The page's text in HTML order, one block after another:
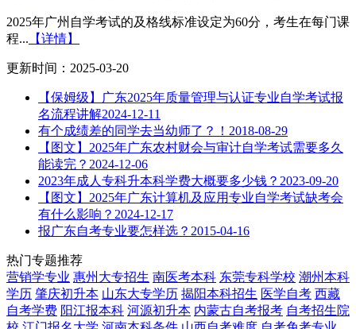
2025年广州自学考试的及格线标准设定为60分，考生在每门课
程... 【详情】
更新时间：2025-03-20
【保姆级】广东2025年质量管理与认证专业自学考试报
名流程讲解2024-12-11
有个成绩差的同学去当幼师了？！ 2018-08-29
【图文】2025年广东农村财会与审计自学考试需要多久
能读完？ 2024-12-06
2023年成人专科升本科学费大概要多少钱？ 2023-09-20
【图文】2025年广东计算机及应用专业自学考试缺考会
有什么影响？ 2024-12-17
报广东自考专业要怎样选？ 2015-04-16
热门专题推荐
营销学专业 惠州大专招生 南医考本科 东莞专科学校 潮州本科
学历 肇庆初升本 山东大专学历 揭阳本科招生 医学自考 西藏
自考学费 阳江报本科 河源初升本 内蒙古自考报考 自考招生院